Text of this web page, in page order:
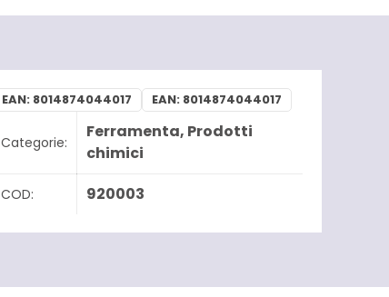
EAN: 8014874044017 EAN: 8014874044017
Categorie:
Ferramenta, Prodotti
chimici
COD: 920003